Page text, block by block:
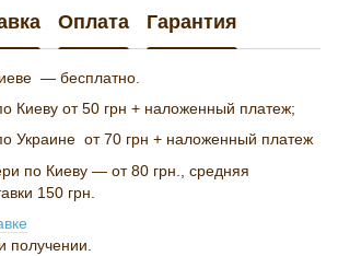
Оплата Гарантия
— бесплатно.
Киеву от 50 грн + наложенный платеж;
Украине от 70 грн + наложенный платеж
по Киеву — от 80 грн., средняя
150 грн.
получении.